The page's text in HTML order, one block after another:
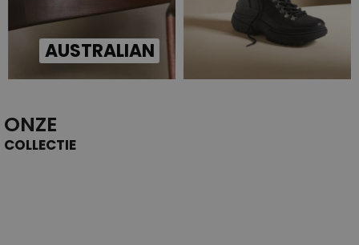
AUSTRALIAN
ONZE
COLLECTIE